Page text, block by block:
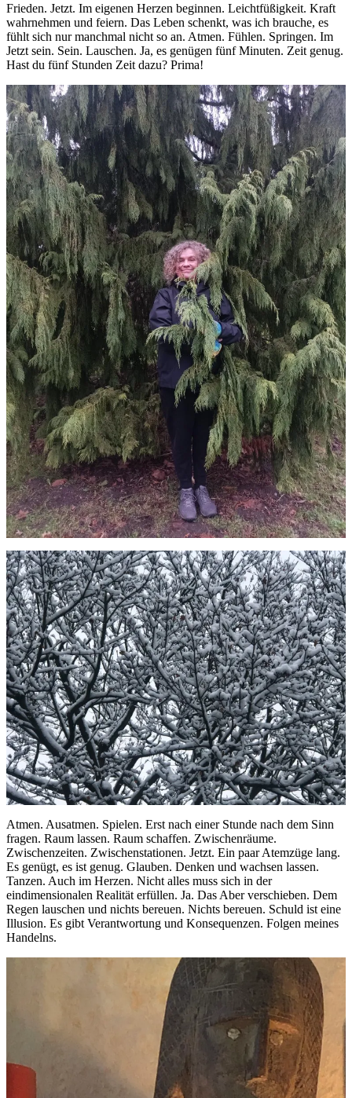
Frieden. Jetzt. Im eigenen Herzen beginnen. Leichtfüßigkeit. Kraft
wahrnehmen und feiern. Das Leben schenkt, was ich brauche, es
fühlt sich nur manchmal nicht so an. Atmen. Fühlen. Springen. Im
Jetzt sein. Sein. Lauschen. Ja, es genügen fünf Minuten. Zeit genug.
Hast du fünf Stunden Zeit dazu? Prima!
Atmen. Ausatmen. Spielen. Erst nach einer Stunde nach dem Sinn
fragen. Raum lassen. Raum schaffen. Zwischenräume.
Zwischenzeiten. Zwischenstationen. Jetzt. Ein paar Atemzüge lang.
Es genügt, es ist genug. Glauben. Denken und wachsen lassen.
Tanzen. Auch im Herzen. Nicht alles muss sich in der
eindimensionalen Realität erfüllen. Ja. Das Aber verschieben. Dem
Regen lauschen und nichts bereuen. Nichts bereuen. Schuld ist eine
Illusion. Es gibt Verantwortung und Konsequenzen. Folgen meines
Handelns.